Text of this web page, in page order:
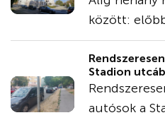
között:
Stadion
autósok a